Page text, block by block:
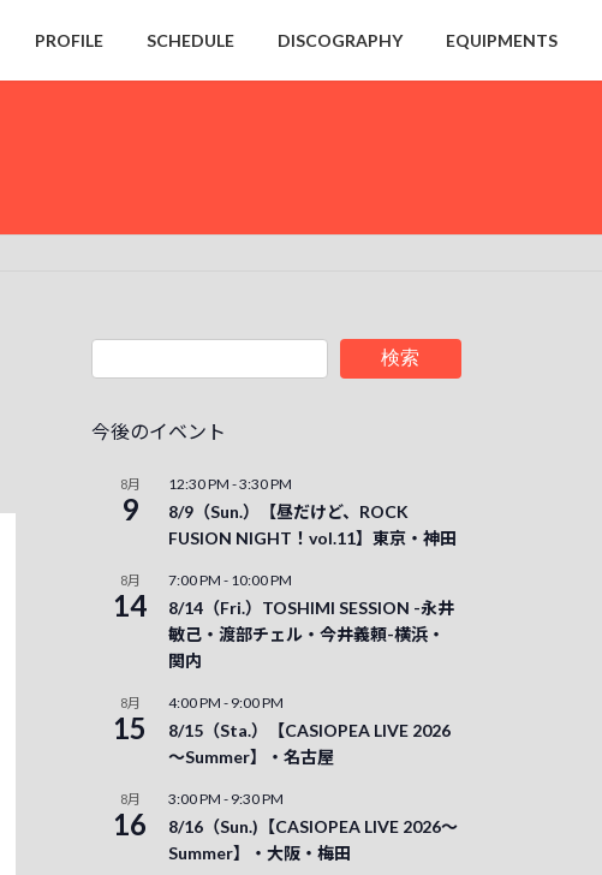
PROFILE SCHEDULE DISCOGRAPHY EQUIPMENTS
検索
今後のイベント
8月
9
12:30 PM -3:30 PM
8/9（Sun.）【昼だけど、ROCK
FUSION NIGHT！vol.11】東京・神田
8月
14
7:00 PM - 10:00 PM
8/14（Fri.）TOSHIMI SESSION -永井
敏己・渡部チェル・今井義頼-横浜・
関内
8月
15
4:00 PM - 9:00 PM
8/15（Sta.）【CASIOPEA LIVE 2026
～Summer】・名古屋
8月
16
3:00 PM - 9:30 PM
8/16（Sun.)【CASIOPEA LIVE 2026～
Summer】・大阪・梅田